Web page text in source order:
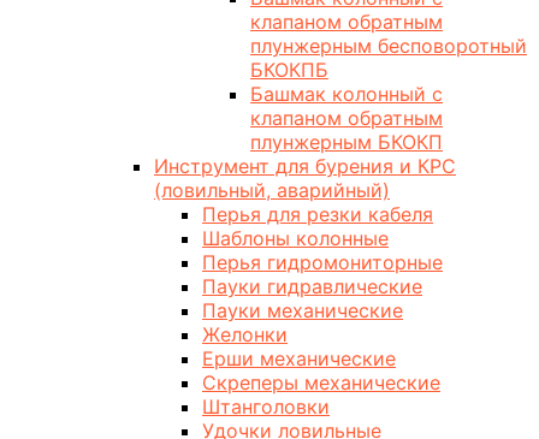
клапаном обратным
плунжерным бесповоротный
БКОКПБ
Башмак колонный с
клапаном обратным
плунжерным БКОКП
Инструмент для бурения и КРС
(ловильный, аварийный)
Перья для резки кабеля
Шаблоны колонные
Перья гидромониторные
Пауки гидравлические
Пауки механические
Желонки
Ерши механические
Скреперы механические
Штанголовки
Удочки ловильные